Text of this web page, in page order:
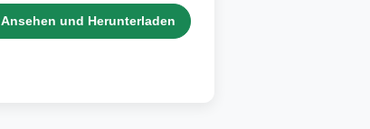
Ansehen und Herunterladen